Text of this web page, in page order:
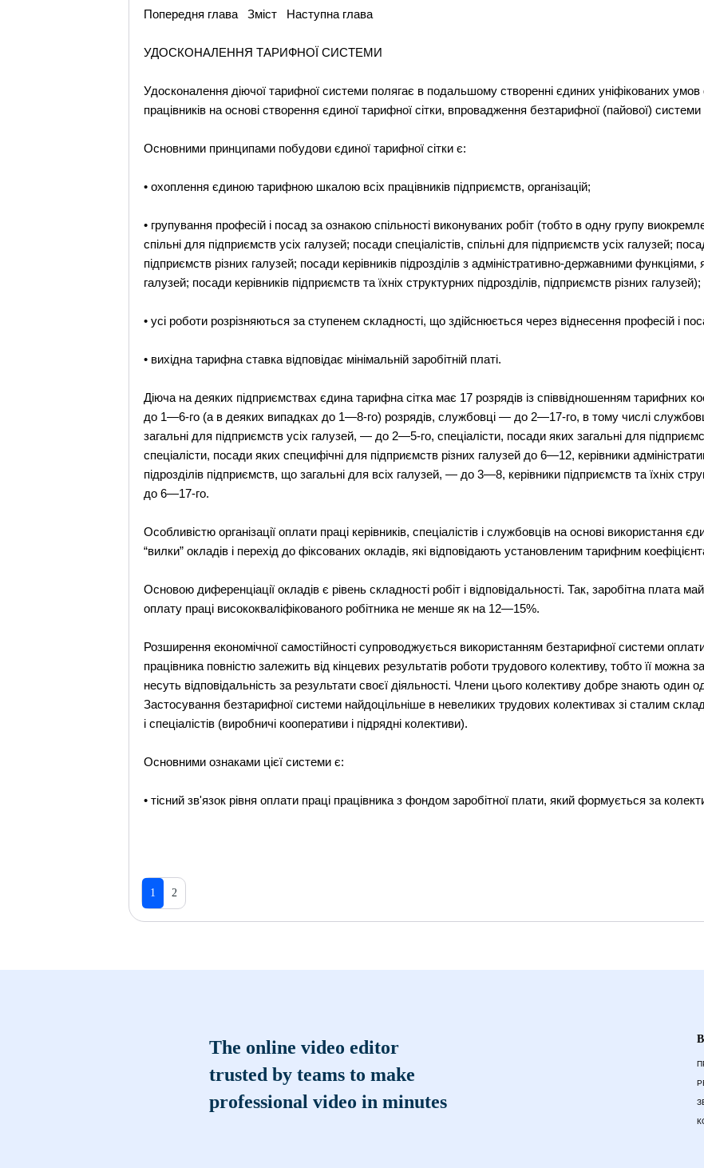
Попередня глава Зміст Наступна глава
УДОСКОНАЛЕННЯ ТАРИФНОЇ СИСТЕМИ
Удосконалення діючої тарифної системи полягає в подальшому створенні єдиних уніфікованих умов
працівників на основі створення єдиної тарифної сітки, впровадження безтарифної (пайової) системи
Основними принципами побудови єдиної тарифної сітки є:
• охоплення єдиною тарифною шкалою всіх працівників підприємств, організацій;
• групування професій і посад за ознакою спільності виконуваних робіт (тобто в одну групу
спільні для підприємств усіх галузей; посади спеціалістів, спільні для підприємств усіх галузей;
підприємств різних галузей; посади керівників підрозділів з адміністративно-державними функціями,
галузей; посади керівників підприємств та їхніх структурних підрозділів, підприємств різних галузей);
• усі роботи розрізняються за ступенем складності, що здійснюється через віднесення професій і
• вихідна тарифна ставка відповідає мінімальній заробітній платі.
Діюча на деяких підприємствах єдина тарифна сітка має 17 розрядів із співвідношенням тарифних
до 1—6-го (а в деяких випадках до 1—8-го) розрядів, службовці — до 2—17-го, в тому числі
загальні для підприємств усіх галузей, — до 2—5-го, спеціалісти, посади яких загальні для
спеціалісти, посади яких специфічні для підприємств різних галузей до 6—12, керівники
підрозділів підприємств, що загальні для всіх галузей, — до 3—8, керівники підприємств та їхніх
до 6—17-го.
Особливістю організації оплати праці керівників, спеціалістів і службовців на основі використання
“вилки” окладів і перехід до фіксованих окладів, які відповідають установленим тарифним
Основою диференціації окладів є рівень складності робіт і відповідальності. Так, заробітна плата
оплату праці висококваліфікованого робітника не менше як на 12—15%.
Розширення економічної самостійності супроводжується використанням безтарифної системи
працівника повністю залежить від кінцевих результатів роботи трудового колективу, тобто її можна
несуть відповідальність за результати своєї діяльності. Члени цього колективу добре знають один
Застосування безтарифної системи найдоцільніше в невеликих трудових колективах зі сталим
і спеціалістів (виробничі кооперативи і підрядні колективи).
Основними ознаками цієї системи є:
• тісний зв'язок рівня оплати праці працівника з фондом заробітної плати, який формується за
1 2
The online video editor
trusted by teams to make
professional video in minutes